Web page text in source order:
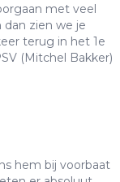
met veel
zien we je
terug in het 1e
(Mitchel Bakker)
hem bij voorbaat